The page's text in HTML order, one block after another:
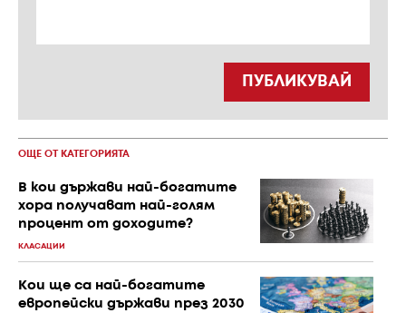
ПУБЛИКУВАЙ
ОЩЕ ОТ КАТЕГОРИЯТА
В кои държави най-богатите
хора получават най-голям
процент от доходите?
КЛАСАЦИИ
Кои ще са най-богатите
европейски държави през 2030